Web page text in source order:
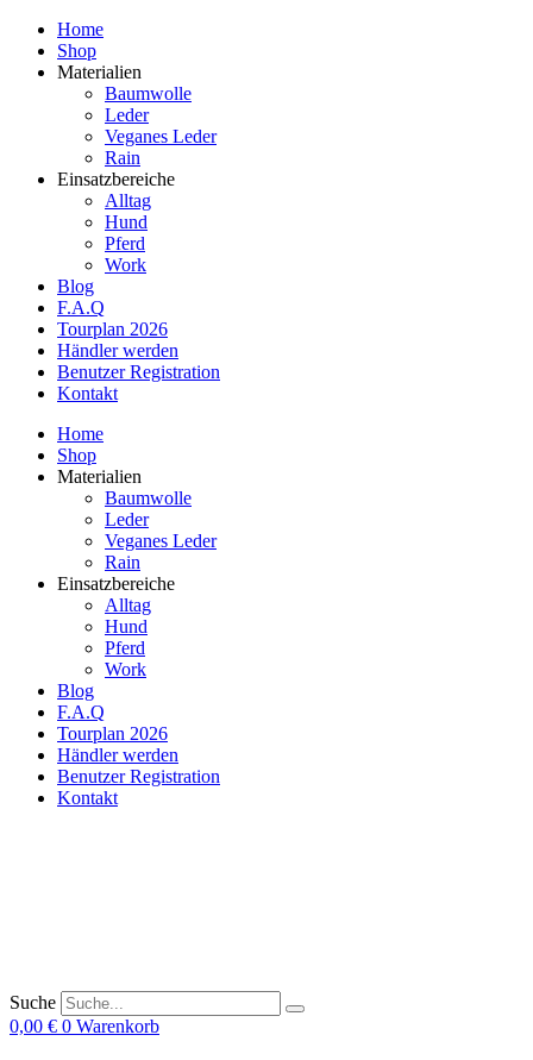
Home
Shop
Materialien
Baumwolle
Leder
Veganes Leder
Rain
Einsatzbereiche
Alltag
Hund
Pferd
Work
Blog
F.A.Q
Tourplan 2026
Händler werden
Benutzer Registration
Kontakt
Home
Shop
Materialien
Baumwolle
Leder
Veganes Leder
Rain
Einsatzbereiche
Alltag
Hund
Pferd
Work
Blog
F.A.Q
Tourplan 2026
Händler werden
Benutzer Registration
Kontakt
Suche
0,00 € 0 Warenkorb